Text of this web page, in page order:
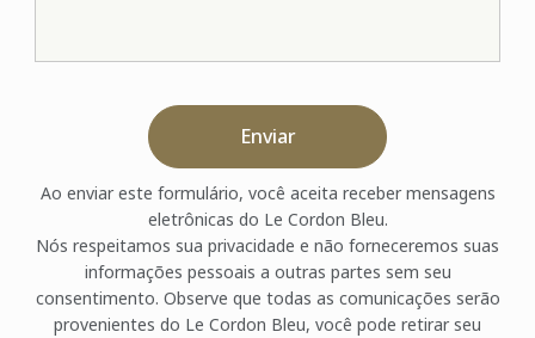
Enviar
Ao enviar este formulário, você aceita receber mensagens
eletrônicas do Le Cordon Bleu.
Nós respeitamos sua privacidade e não forneceremos suas
informações pessoais a outras partes sem seu
consentimento. Observe que todas as comunicações serão
provenientes do Le Cordon Bleu, você pode retirar seu